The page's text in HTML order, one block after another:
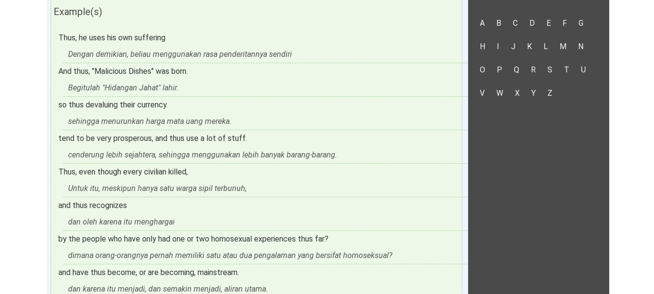
Example(s)
Thus, he uses his own suffering
Dengan demikian, beliau menggunakan rasa penderitannya sendiri
And thus, "Malicious Dishes" was born.
Begitulah "Hidangan Jahat" lahir.
so thus devaluing their currency.
sehingga menurunkan harga mata uang mereka.
tend to be very prosperous, and thus use a lot of stuff.
cenderung lebih sejahtera, sehingga menggunakan lebih banyak barang-barang.
Thus, even though every civilian killed,
Untuk itu, meskipun hanya satu warga sipil terbunuh,
and thus recognizes
dan oleh karena itu menghargai
by the people who have only had one or two homosexual experiences thus far?
dimana orang-orangnya pernah memiliki satu atau dua pengalaman yang bersifat homoseksual?
and have thus become, or are becoming, mainstream.
dan karena itu menjadi, dan semakin menjadi, aliran utama.
A B C D E F G
H I J K L M N
O P Q R S T U
V W X Y Z